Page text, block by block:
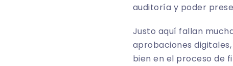
auditoría y poder
Justo aquí fallan
aprobaciones
bien en el proceso de